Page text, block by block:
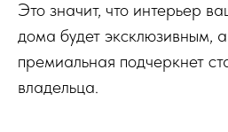
Это значит, что интерьер
дома будет эксклюзивным,
премиальная подчеркнет
владельца.